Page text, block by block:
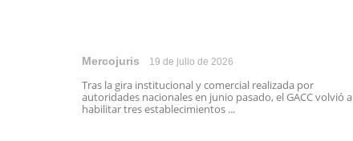
Mercojuris 19 de julio de 2026
Tras la gira institucional y comercial realizada por
autoridades nacionales en junio pasado, el GACC volvió a
habilitar tres establecimientos ...